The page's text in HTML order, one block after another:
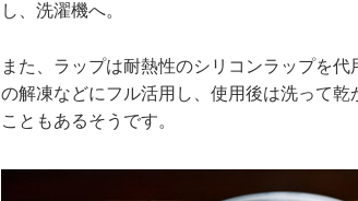
し、洗濯機へ。
また、ラップは耐熱性のシリコンラップを
の解凍などにフル活用し、使用後は洗って
こともあるそうです。